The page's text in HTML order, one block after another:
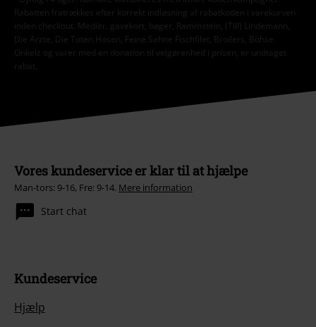
Rabatten fratrækkes efter korrekt indløsning af rabatkoden i varekurven
inden checkout. Medier, gavekort, bøger, Rammstein, (Till) Lindemann,
Die Ärzte, Die Toten Hosen, Feine Sahne Fischfilet, Broilers, Böhse
Onkelz og varer med en donation til velgørenhed i prisen, er undtaget
rabat.
Vores kundeservice er klar til at hjælpe
Man-tors: 9-16, Fre: 9-14. Mere information
Start chat
Kundeservice
Hjælp